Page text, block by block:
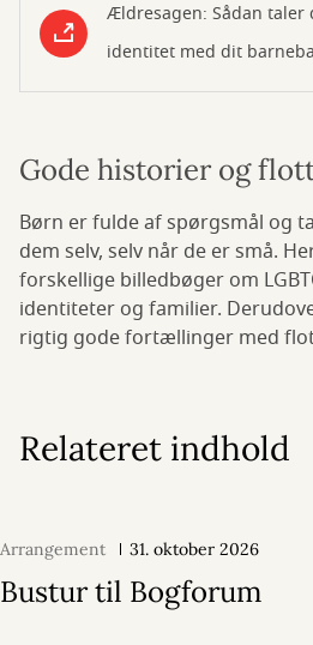
Ældresagen: Sådan taler
identitet med dit
Gode historier og
Børn er fulde af spørgsmål og
dem selv, selv når de er små.
forskellige billedbøger om
identiteter og familier.
rigtig gode fortællinger med
Relateret indhold
Arrangement 31. oktober 2026
Bustur til Bogforum